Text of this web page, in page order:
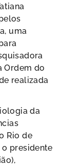
uma
Ordem do
realizada
da
Rio de
o presidente